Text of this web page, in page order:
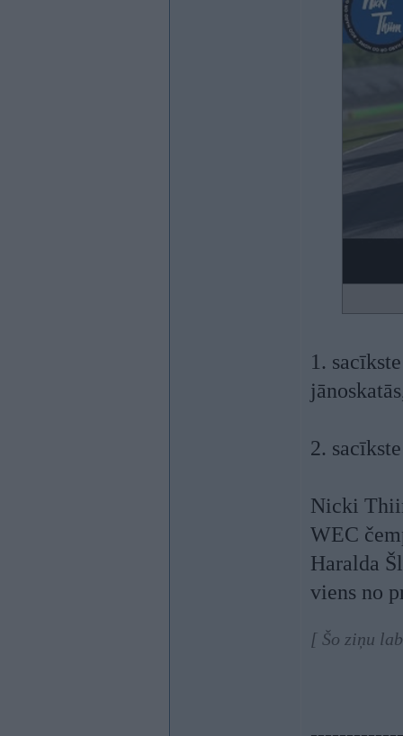
1.
2.
Nicki
WEC
Haralda
viens no
[ Šo ziņu